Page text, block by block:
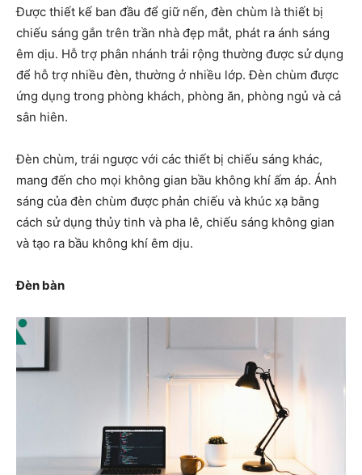
Được thiết kế ban đầu để giữ nến, đèn chùm là thiết bị
chiếu sáng gắn trên trần nhà đẹp mắt, phát ra ánh sáng
êm dịu. Hỗ trợ phân nhánh trải rộng thường được sử dụng
để hỗ trợ nhiều đèn, thường ở nhiều lớp. Đèn chùm được
ứng dụng trong phòng khách, phòng ăn, phòng ngủ và cả
sân hiên.
Đèn chùm, trái ngược với các thiết bị chiếu sáng khác,
mang đến cho mọi không gian bầu không khí ấm áp. Ánh
sáng của đèn chùm được phản chiếu và khúc xạ bằng
cách sử dụng thủy tinh và pha lê, chiếu sáng không gian
và tạo ra bầu không khí êm dịu.
Đèn bàn